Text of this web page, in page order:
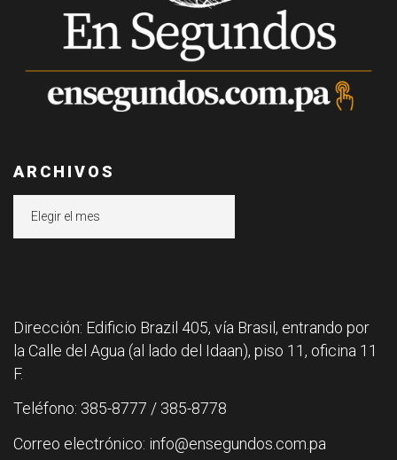
ARCHIVOS
Dirección: Edificio Brazil 405, vía Brasil, entrando por
la Calle del Agua (al lado del Idaan), piso 11, oficina 11
F.
Teléfono: 385-8777 / 385-8778
Correo electrónico: info@ensegundos.com.pa